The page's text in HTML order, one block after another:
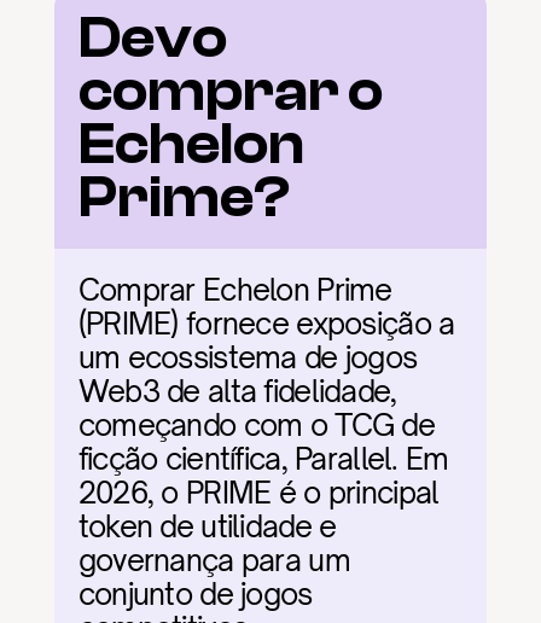
Devo
comprar o
Echelon
Prime?
Comprar Echelon Prime
(PRIME) fornece exposição a
um ecossistema de jogos
Web3 de alta fidelidade,
começando com o TCG de
ficção científica, Parallel. Em
2026, o PRIME é o principal
token de utilidade e
governança para um
conjunto de jogos